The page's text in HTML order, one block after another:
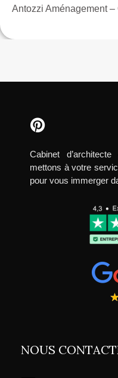
Antozzi Aménagement –
Cabinet
mettons à votre
pour vous immerger
NOUS